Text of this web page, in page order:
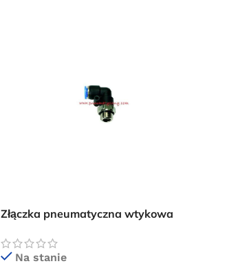
Złączka pneumatyczna wtykowa
Na stanie